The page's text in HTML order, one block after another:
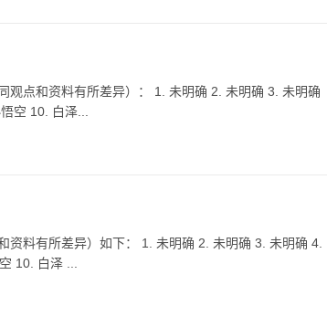
观点和资料有所差异）： 1. 未明确 2. 未明确 3. 未明确
空 10. 白泽...
资料有所差异）如下： 1. 未明确 2. 未明确 3. 未明确 4.
10. 白泽 ...